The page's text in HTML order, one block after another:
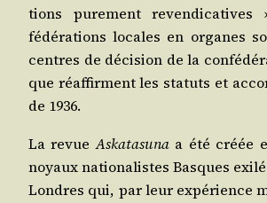
tions pure­ment reven­di­ca­tives
fédé­ra­tions locales en organes
centres de déci­sion de la
que réaf­firment les sta­tuts et
de 1936.
La revueAska­ta­su­naa été créée
noyaux natio­na­listes Basques
Londres qui, par leur expé­rience